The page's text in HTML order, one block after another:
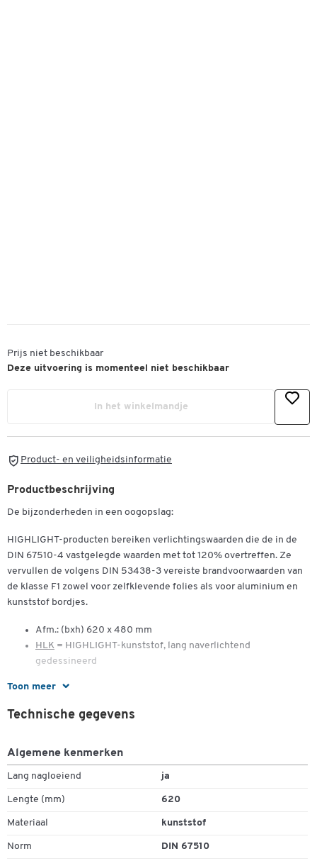
Prijs niet beschikbaar
Deze uitvoering is momenteel niet beschikbaar
In het winkelmandje
Product- en veiligheidsinformatie
Toon meer
Productbeschrijving
De bijzonderheden in een oogopslag:
HIGHLIGHT-producten bereiken verlichtingswaarden die de in de
DIN 67510-4 vastgelegde waarden met tot 120% overtreffen. Ze
vervullen de volgens DIN 53438-3 vereiste brandvoorwaarden van
de klasse F1 zowel voor zelfklevende folies als voor aluminium en
kunststof bordjes.
Afm.: (bxh) 620 x 480 mm
HLK = HIGHLIGHT-kunststof, lang naverlichtend
gedessineerd
Lang naverlichtend is per direct verplicht!
veiligheidsverlichting lang naverlichtende brandisolatie- en
reddingssymbolen volgens ASR A 3.4/3 inzetten.
Technische gegevens
Algemene kenmerken
Lang nagloeiend ja
Lengte (mm) 620
Materiaal kunststof
Norm DIN 67510